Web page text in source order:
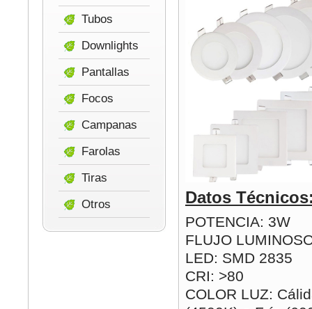
Datos
POTENCIA: 3W
FLUJO
LED: SMD 2835
CRI: >80
COLOR LUZ:
Tubos
Downlights
Pantallas
Focos
Campanas
Farolas
Tiras
Otros